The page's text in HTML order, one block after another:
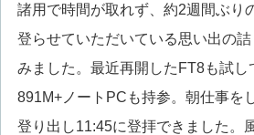
諸用で時間が取れず、約2週間ぶり
登らせていただいている思い出の
みました。最近再開したFT8も試し
891M+ノートPCも持参。朝仕事を
登り出し11:45に登拝できました。